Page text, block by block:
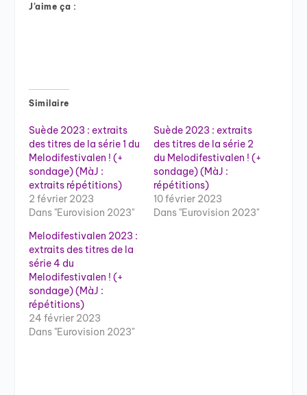
J’aime ça :
Similaire
Suède 2023 : extraits
des titres de la série 1 du
Melodifestivalen ! (+
sondage) (MàJ :
extraits répétitions)
2 février 2023
Dans "Eurovision 2023"
Suède 2023 : extraits
des titres de la série 2
du Melodifestivalen ! (+
sondage) (MàJ :
répétitions)
10 février 2023
Dans "Eurovision 2023"
Melodifestivalen 2023 :
extraits des titres de la
série 4 du
Melodifestivalen ! (+
sondage) (MàJ :
répétitions)
24 février 2023
Dans "Eurovision 2023"